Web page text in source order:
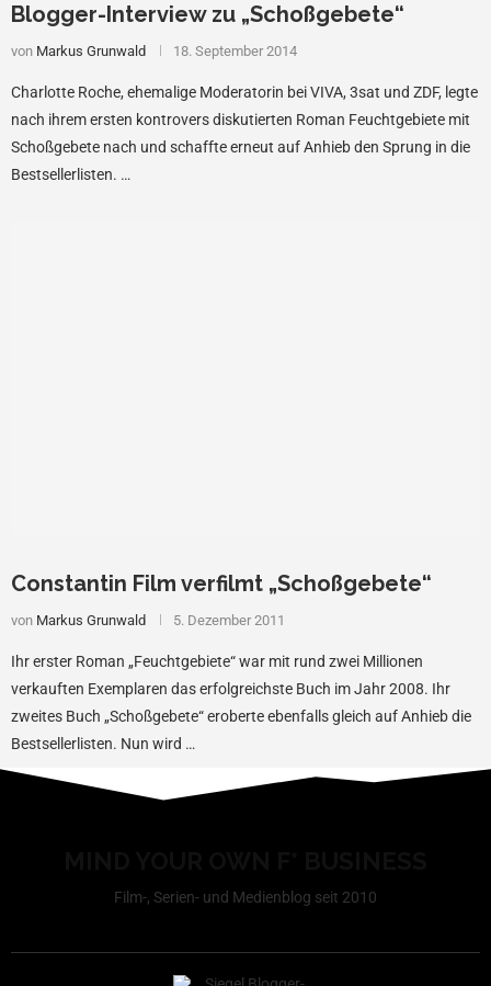
Blogger-Interview zu „Schoßgebete“
von Markus Grunwald 18. September 2014
Charlotte Roche, ehemalige Moderatorin bei VIVA, 3sat und ZDF, legte
nach ihrem ersten kontrovers diskutierten Roman Feuchtgebiete mit
Schoßgebete nach und schaffte erneut auf Anhieb den Sprung in die
Bestsellerlisten. …
Constantin Film verfilmt „Schoßgebete“
von Markus Grunwald 5. Dezember 2011
Ihr erster Roman „Feuchtgebiete“ war mit rund zwei Millionen
verkauften Exemplaren das erfolgreichste Buch im Jahr 2008. Ihr
zweites Buch „Schoßgebete“ eroberte ebenfalls gleich auf Anhieb die
Bestsellerlisten. Nun wird …
Film-, Serien- und Medienblog seit 2010